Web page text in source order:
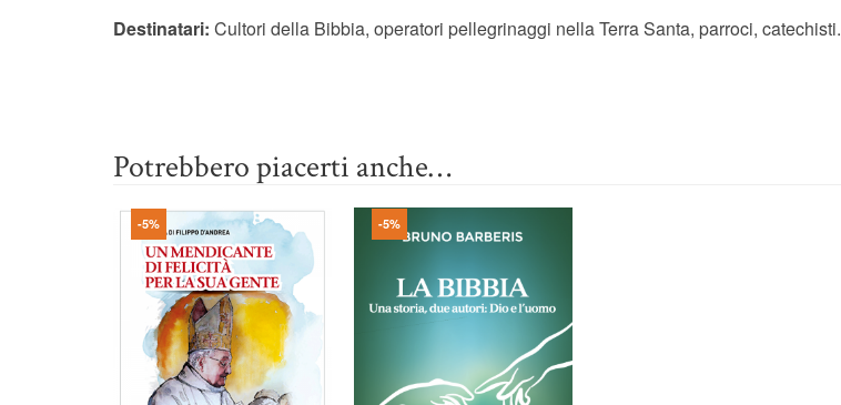
Destinatari: Cultori della Bibbia, operatori pellegrinaggi nella Terra Santa, parroci, catechisti.
Potrebbero piacerti anche…
-5% -5%